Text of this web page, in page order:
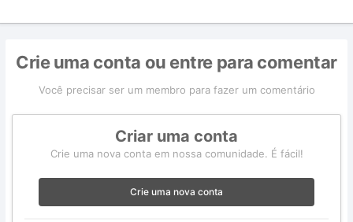
Crie uma conta ou entre para comentar
Você precisar ser um membro para fazer um comentário
Criar uma conta
Crie uma nova conta em nossa comunidade. É fácil!
Crie uma nova conta